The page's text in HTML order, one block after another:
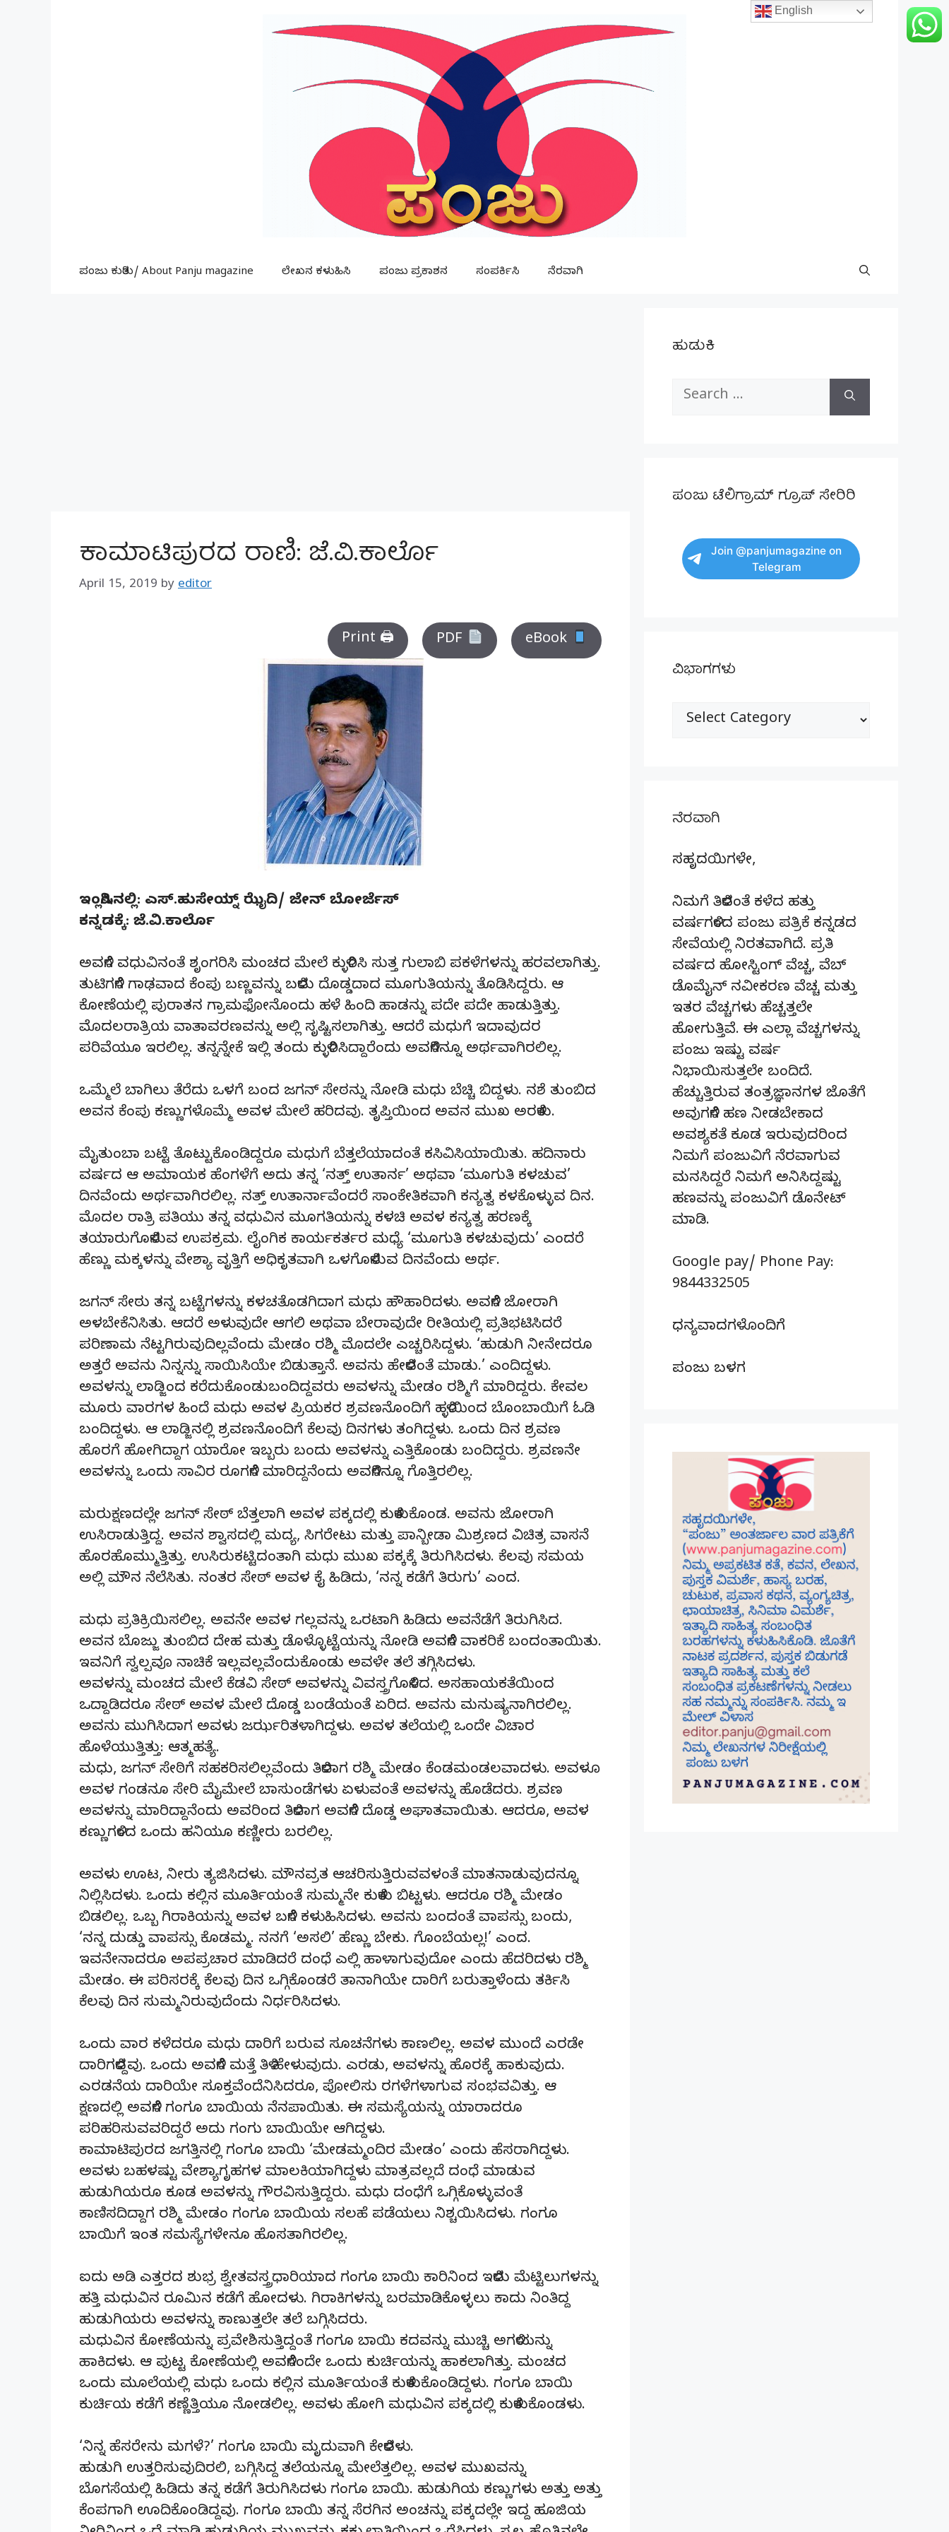
ಪಂಜು ಕುರಿತು/ About Panju magazine ಲೇಖನ ಕಳುಹಿಸಿ ಪಂಜು ಪ್ರಕಾಶನ ಸಂಪರ್ಕಿಸಿ ನೆರವಾಗಿ
ಕಾಮಾಟಿಪುರದ ರಾಣಿ: ಜೆ.ವಿ.ಕಾರ್ಲೊ
April 15, 2019 by editor
Print 🖨 PDF eBook
ಇಂಗ್ಲಿಷಿನಲ್ಲಿ: ಎಸ್.ಹುಸೇಯ್ನ್ ಝೈದಿ/ ಜೇನ್ ಬೋರ್ಜೆಸ್
ಕನ್ನಡಕ್ಕೆ: ಜೆ.ವಿ.ಕಾರ್ಲೊ
ಅವಳಿಗೆ ವಧುವಿನಂತೆ ಶೃಂಗರಿಸಿ ಮಂಚದ ಮೇಲೆ ಕುಳ್ಳಿರಿಸಿ ಸುತ್ತ ಗುಲಾಬಿ ಪಕಳೆಗಳನ್ನು ಹರವಲಾಗಿತ್ತು.
ತುಟಿಗಳಿಗೆ ಗಾಢವಾದ ಕೆಂಪು ಬಣ್ಣವನ್ನು ಬಳಿದು ದೊಡ್ಡದಾದ ಮೂಗುತಿಯನ್ನು ತೊಡಿಸಿದ್ದರು. ಆ
ಕೋಣೆಯಲ್ಲಿ ಪುರಾತನ ಗ್ರಾಮಫೋನೊಂದು ಹಳೆ ಹಿಂದಿ ಹಾಡನ್ನು ಪದೇ ಪದೇ ಹಾಡುತ್ತಿತ್ತು.
ಮೊದಲರಾತ್ರಿಯ ವಾತಾವರಣವನ್ನು ಅಲ್ಲಿ ಸೃಷ್ಟಿಸಲಾಗಿತ್ತು. ಆದರೆ ಮಧುಗೆ ಇದಾವುದರ
ಪರಿವೆಯೂ ಇರಲಿಲ್ಲ. ತನ್ನನ್ನೇಕೆ ಇಲ್ಲಿ ತಂದು ಕುಳ್ಳಿರಿಸಿದ್ದಾರೆಂದು ಅವಳಿಗಿನ್ನೂ ಅರ್ಥವಾಗಿರಲಿಲ್ಲ.
ಒಮ್ಮೆಲೆ ಬಾಗಿಲು ತೆರೆದು ಒಳಗೆ ಬಂದ ಜಗನ್ ಸೇಠನ್ನು ನೋಡಿ ಮಧು ಬೆಚ್ಚಿ ಬಿದ್ದಳು. ನಶೆ ತುಂಬಿದ
ಅವನ ಕೆಂಪು ಕಣ್ಣುಗಳೊಮ್ಮೆ ಅವಳ ಮೇಲೆ ಹರಿದವು. ತೃಪ್ತಿಯಿಂದ ಅವನ ಮುಖ ಅರಳಿತು.
ಮೈತುಂಬಾ ಬಟ್ಟೆ ತೊಟ್ಟುಕೊಂಡಿದ್ದರೂ ಮಧುಗೆ ಬೆತ್ತಲೆಯಾದಂತೆ ಕಸಿವಿಸಿಯಾಯಿತು. ಹದಿನಾರು
ವರ್ಷದ ಆ ಅಮಾಯಕ ಹೆಂಗಳೆಗೆ ಅದು ತನ್ನ ‘ನತ್ತ್ ಉತಾರ್ನ’ ಅಥವಾ ‘ಮೂಗುತಿ ಕಳಚುವ’
ದಿನವೆಂದು ಅರ್ಥವಾಗಿರಲಿಲ್ಲ. ನತ್ತ್ ಉತಾರ್ನಾವೆಂದರೆ ಸಾಂಕೇತಿಕವಾಗಿ ಕನ್ಯತ್ವ ಕಳಕೊಳ್ಳುವ ದಿನ.
ಮೊದಲ ರಾತ್ರಿ ಪತಿಯು ತನ್ನ ವಧುವಿನ ಮೂಗತಿಯನ್ನು ಕಳಚಿ ಅವಳ ಕನ್ಯತ್ವ ಹರಣಕ್ಕೆ
ತಯಾರುಗೊಳಿಸುವ ಉಪಕ್ರಮ. ಲೈಂಗಿಕ ಕಾರ್ಯಕರ್ತರ ಮಧ್ಯೆ ‘ಮೂಗುತಿ ಕಳಚುವುದು’ ಎಂದರೆ
ಹೆಣ್ಣು ಮಕ್ಕಳನ್ನು ವೇಶ್ಯಾ ವೃತ್ತಿಗೆ ಅಧಿಕೃತವಾಗಿ ಒಳಗೊಳಿಸುವ ದಿನವೆಂದು ಅರ್ಥ.
ಜಗನ್ ಸೇಠು ತನ್ನ ಬಟ್ಟೆಗಳನ್ನು ಕಳಚತೊಡಗಿದಾಗ ಮಧು ಹೌಹಾರಿದಳು. ಅವಳಿಗೆ ಜೋರಾಗಿ
ಅಳಬೇಕೆನಿಸಿತು. ಆದರೆ ಅಳುವುದೇ ಆಗಲಿ ಅಥವಾ ಬೇರಾವುದೇ ರೀತಿಯಲ್ಲಿ ಪ್ರತಿಭಟಿಸಿದರೆ
ಪರಿಣಾಮ ನೆಟ್ಟಗಿರುವುದಿಲ್ಲವೆಂದು ಮೇಡಂ ರಶ್ಮಿ ಮೊದಲೇ ಎಚ್ಚರಿಸಿದ್ದಳು. ‘ಹುಡುಗಿ ನೀನೇದರೂ
ಅತ್ತರೆ ಅವನು ನಿನ್ನನ್ನು ಸಾಯಿಸಿಯೇ ಬಿಡುತ್ತಾನೆ. ಅವನು ಹೇಳಿದಂತೆ ಮಾಡು.’ ಎಂದಿದ್ದಳು.
ಅವಳನ್ನು ಲಾಡ್ಜಿಂದ ಕರೆದುಕೊಂಡುಬಂದಿದ್ದವರು ಅವಳನ್ನು ಮೇಡಂ ರಶ್ಮಿಗೆ ಮಾರಿದ್ದರು. ಕೇವಲ
ಮೂರು ವಾರಗಳ ಹಿಂದೆ ಮಧು ಅವಳ ಪ್ರಿಯಕರ ಶ್ರವಣನೊಂದಿಗೆ ಹಳ್ಳಿಯಿಂದ ಬೊಂಬಾಯಿಗೆ ಓಡಿ
ಬಂದಿದ್ದಳು. ಆ ಲಾಡ್ಜಿನಲ್ಲಿ ಶ್ರವಣನೊಂದಿಗೆ ಕೆಲವು ದಿನಗಳು ತಂಗಿದ್ದಳು. ಒಂದು ದಿನ ಶ್ರವಣ
ಹೊರಗೆ ಹೋಗಿದ್ದಾಗ ಯಾರೋ ಇಬ್ಬರು ಬಂದು ಅವಳನ್ನು ಎತ್ತಿಕೊಂಡು ಬಂದಿದ್ದರು. ಶ್ರವಣನೇ
ಅವಳನ್ನು ಒಂದು ಸಾವಿರ ರೂಗಳಿಗೆ ಮಾರಿದ್ದನೆಂದು ಅವಳಿಗಿನ್ನೂ ಗೊತ್ತಿರಲಿಲ್ಲ.
ಮರುಕ್ಷಣದಲ್ಲೇ ಜಗನ್ ಸೇಠ್ ಬೆತ್ತಲಾಗಿ ಅವಳ ಪಕ್ಕದಲ್ಲಿ ಕುಳಿತುಕೊಂಡ. ಅವನು ಜೋರಾಗಿ
ಉಸಿರಾಡುತ್ತಿದ್ದ. ಅವನ ಶ್ವಾಸದಲ್ಲಿ ಮದ್ಯ, ಸಿಗರೇಟು ಮತ್ತು ಪಾನ್ಬೀಡಾ ಮಿಶ್ರಣದ ವಿಚಿತ್ರ ವಾಸನೆ
ಹೊರಹೊಮ್ಮುತ್ತಿತ್ತು. ಉಸಿರುಕಟ್ಟಿದಂತಾಗಿ ಮಧು ಮುಖ ಪಕ್ಕಕ್ಕೆ ತಿರುಗಿಸಿದಳು. ಕೆಲವು ಸಮಯ
ಅಲ್ಲಿ ಮೌನ ನೆಲೆಸಿತು. ನಂತರ ಸೇಠ್ ಅವಳ ಕೈ ಹಿಡಿದು, ‘ನನ್ನ ಕಡೆಗೆ ತಿರುಗು’ ಎಂದ.
ಮಧು ಪ್ರತಿಕ್ರಿಯಿಸಲಿಲ್ಲ. ಅವನೇ ಅವಳ ಗಲ್ಲವನ್ನು ಒರಟಾಗಿ ಹಿಡಿದು ಅವನೆಡೆಗೆ ತಿರುಗಿಸಿದ.
ಅವನ ಬೊಜ್ಜು ತುಂಬಿದ ದೇಹ ಮತ್ತು ಡೊಳ್ಳೊಟ್ಟೆಯನ್ನು ನೋಡಿ ಅವಳಿಗೆ ವಾಕರಿಕೆ ಬಂದಂತಾಯಿತು.
ಇವನಿಗೆ ಸ್ವಲ್ಪವೂ ನಾಚಿಕೆ ಇಲ್ಲವಲ್ಲವೆಂದುಕೊಂಡು ಅವಳೇ ತಲೆ ತಗ್ಗಿಸಿದಳು.
ಅವಳನ್ನು ಮಂಚದ ಮೇಲೆ ಕೆಡವಿ ಸೇಠ್ ಅವಳನ್ನು ವಿವಸ್ತ್ರಗೊಳಿಸಿದ. ಅಸಹಾಯಕತೆಯಿಂದ
ಒದ್ದಾಡಿದರೂ ಸೇಠ್ ಅವಳ ಮೇಲೆ ದೊಡ್ಡ ಬಂಡೆಯಂತೆ ಏರಿದ. ಅವನು ಮನುಷ್ಯನಾಗಿರಲಿಲ್ಲ.
ಅವನು ಮುಗಿಸಿದಾಗ ಅವಳು ಜರ್ಝರಿತಳಾಗಿದ್ದಳು. ಅವಳ ತಲೆಯಲ್ಲಿ ಒಂದೇ ವಿಚಾರ
ಹೊಳೆಯುತ್ತಿತ್ತು: ಆತ್ಮಹತ್ಯೆ.
ಮಧು, ಜಗನ್ ಸೇಠಿಗೆ ಸಹಕರಿಸಲಿಲ್ಲವೆಂದು ತಿಳಿದಾಗ ರಶ್ಮಿ ಮೇಡಂ ಕೆಂಡಮಂಡಲವಾದಳು. ಅವಳೂ
ಅವಳ ಗಂಡನೂ ಸೇರಿ ಮೈಮೇಲೆ ಬಾಸುಂಡೆಗಳು ಏಳುವಂತೆ ಅವಳನ್ನು ಹೊಡೆದರು. ಶ್ರವಣ
ಅವಳನ್ನು ಮಾರಿದ್ದಾನೆಂದು ಅವರಿಂದ ತಿಳಿದಾಗ ಅವಳಿಗೆ ದೊಡ್ಡ ಅಘಾತವಾಯಿತು. ಆದರೂ, ಅವಳ
ಕಣ್ಣುಗಳಿಂದ ಒಂದು ಹನಿಯೂ ಕಣ್ಣೀರು ಬರಲಿಲ್ಲ.
ಅವಳು ಊಟ, ನೀರು ತ್ಯಜಿಸಿದಳು. ಮೌನವ್ರತ ಆಚರಿಸುತ್ತಿರುವವಳಂತೆ ಮಾತನಾಡುವುದನ್ನೂ
ನಿಲ್ಲಿಸಿದಳು. ಒಂದು ಕಲ್ಲಿನ ಮೂರ್ತಿಯಂತೆ ಸುಮ್ಮನೇ ಕುಳಿತು ಬಿಟ್ಟಳು. ಆದರೂ ರಶ್ಮಿ ಮೇಡಂ
ಬಿಡಲಿಲ್ಲ. ಒಬ್ಬ ಗಿರಾಕಿಯನ್ನು ಅವಳ ಬಳಿಗೆ ಕಳುಹಿಸಿದಳು. ಅವನು ಬಂದಂತೆ ವಾಪಸ್ಸು ಬಂದು,
‘ನನ್ನ ದುಡ್ಡು ವಾಪಸ್ಸು ಕೊಡಮ್ಮ. ನನಗೆ ‘ಅಸಲಿ’ ಹೆಣ್ಣು ಬೇಕು. ಗೊಂಬೆಯಲ್ಲ!’ ಎಂದ.
ಇವನೇನಾದರೂ ಅಪಪ್ರಚಾರ ಮಾಡಿದರೆ ದಂಧೆ ಎಲ್ಲಿ ಹಾಳಾಗುವುದೋ ಎಂದು ಹೆದರಿದಳು ರಶ್ಮಿ
ಮೇಡಂ. ಈ ಪರಿಸರಕ್ಕೆ ಕೆಲವು ದಿನ ಒಗ್ಗಿಕೊಂಡರೆ ತಾನಾಗಿಯೇ ದಾರಿಗೆ ಬರುತ್ತಾಳೆಂದು ತರ್ಕಿಸಿ
ಕೆಲವು ದಿನ ಸುಮ್ಮನಿರುವುದೆಂದು ನಿರ್ಧರಿಸಿದಳು.
ಒಂದು ವಾರ ಕಳೆದರೂ ಮಧು ದಾರಿಗೆ ಬರುವ ಸೂಚನೆಗಳು ಕಾಣಲಿಲ್ಲ. ಅವಳ ಮುಂದೆ ಎರಡೇ
ದಾರಿಗಳಿದ್ದವು. ಒಂದು ಅವಳಿಗೆ ಮತ್ತೆ ತಿಳಿ ಹೇಳುವುದು. ಎರಡು, ಅವಳನ್ನು ಹೊರಕ್ಕೆ ಹಾಕುವುದು.
ಎರಡನೆಯ ದಾರಿಯೇ ಸೂಕ್ತವೆಂದೆನಿಸಿದರೂ, ಪೋಲಿಸು ರಗಳೆಗಳಾಗುವ ಸಂಭವವಿತ್ತು. ಆ
ಕ್ಷಣದಲ್ಲಿ ಅವಳಿಗೆ ಗಂಗೂ ಬಾಯಿಯ ನೆನಪಾಯಿತು. ಈ ಸಮಸ್ಯೆಯನ್ನು ಯಾರಾದರೂ
ಪರಿಹರಿಸುವವರಿದ್ದರೆ ಅದು ಗಂಗು ಬಾಯಿಯೇ ಆಗಿದ್ದಳು.
ಕಾಮಾಟಿಪುರದ ಜಗತ್ತಿನಲ್ಲಿ ಗಂಗೂ ಬಾಯಿ ‘ಮೇಡಮ್ಮಂದಿರ ಮೇಡಂ’ ಎಂದು ಹೆಸರಾಗಿದ್ದಳು.
ಅವಳು ಬಹಳಷ್ಟು ವೇಶ್ಯಾಗೃಹಗಳ ಮಾಲಕಿಯಾಗಿದ್ದಳು ಮಾತ್ರವಲ್ಲದೆ ದಂಧೆ ಮಾಡುವ
ಹುಡುಗಿಯರೂ ಕೂಡ ಅವಳನ್ನು ಗೌರವಿಸುತ್ತಿದ್ದರು. ಮಧು ದಂಧೆಗೆ ಒಗ್ಗಿಕೊಳ್ಳುವಂತೆ
ಕಾಣಿಸದಿದ್ದಾಗ ರಶ್ಮಿ ಮೇಡಂ ಗಂಗೂ ಬಾಯಿಯ ಸಲಹೆ ಪಡೆಯಲು ನಿಶ್ಚಯಿಸಿದಳು. ಗಂಗೂ
ಬಾಯಿಗೆ ಇಂತ ಸಮಸ್ಯೆಗಳೇನೂ ಹೊಸತಾಗಿರಲಿಲ್ಲ.
ಐದು ಅಡಿ ಎತ್ತರದ ಶುಭ್ರ ಶ್ವೇತವಸ್ತ್ರಧಾರಿಯಾದ ಗಂಗೂ ಬಾಯಿ ಕಾರಿನಿಂದ ಇಳಿದು ಮೆಟ್ಟಿಲುಗಳನ್ನು
ಹತ್ತಿ ಮಧುವಿನ ರೂಮಿನ ಕಡೆಗೆ ಹೋದಳು. ಗಿರಾಕಿಗಳನ್ನು ಬರಮಾಡಿಕೊಳ್ಳಲು ಕಾದು ನಿಂತಿದ್ದ
ಹುಡುಗಿಯರು ಅವಳನ್ನು ಕಾಣುತ್ತಲೇ ತಲೆ ಬಗ್ಗಿಸಿದರು.
ಮಧುವಿನ ಕೋಣೆಯನ್ನು ಪ್ರವೇಶಿಸುತ್ತಿದ್ದಂತೆ ಗಂಗೂ ಬಾಯಿ ಕದವನ್ನು ಮುಚ್ಚಿ ಅಗಳಿಯನ್ನು
ಹಾಕಿದಳು. ಆ ಪುಟ್ಟ ಕೋಣೆಯಲ್ಲಿ ಅವಳಿಗೆಂದೇ ಒಂದು ಕುರ್ಚಿಯನ್ನು ಹಾಕಲಾಗಿತ್ತು. ಮಂಚದ
ಒಂದು ಮೂಲೆಯಲ್ಲಿ ಮಧು ಒಂದು ಕಲ್ಲಿನ ಮೂರ್ತಿಯಂತೆ ಕುಳಿತುಕೊಂಡಿದ್ದಳು. ಗಂಗೂ ಬಾಯಿ
ಕುರ್ಚಿಯ ಕಡೆಗೆ ಕಣ್ಣೆತ್ತಿಯೂ ನೋಡಲಿಲ್ಲ. ಅವಳು ಹೋಗಿ ಮಧುವಿನ ಪಕ್ಕದಲ್ಲಿ ಕುಳಿತುಕೊಂಡಳು.
‘ನಿನ್ನ ಹೆಸರೇನು ಮಗಳೆ?’ ಗಂಗೂ ಬಾಯಿ ಮೃದುವಾಗಿ ಕೇಳಿದಳು.
ಹುಡುಗಿ ಉತ್ತರಿಸುವುದಿರಲಿ, ಬಗ್ಗಿಸಿದ್ದ ತಲೆಯನ್ನೂ ಮೇಲೆತ್ತಲಿಲ್ಲ. ಅವಳ ಮುಖವನ್ನು
ಬೊಗಸೆಯಲ್ಲಿ ಹಿಡಿದು ತನ್ನ ಕಡೆಗೆ ತಿರುಗಿಸಿದಳು ಗಂಗೂ ಬಾಯಿ. ಹುಡುಗಿಯ ಕಣ್ಣುಗಳು ಅತ್ತು ಅತ್ತು
ಕೆಂಪಗಾಗಿ ಊದಿಕೊಂಡಿದ್ದವು. ಗಂಗೂ ಬಾಯಿ ತನ್ನ ಸೆರಗಿನ ಅಂಚನ್ನು ಪಕ್ಕದಲ್ಲೇ ಇದ್ದ ಹೂಜಿಯ
ಹುಡುಕಿ
Search
ಪಂಜು ಟೆಲಿಗ್ರಾಮ್ ಗ್ರೂಪ್ ಸೇರಿರಿ
Join @panjumagazine on
Telegram
ವಿಭಾಗಗಳು
ವಿಭಾಗಗಳು
ನೆರವಾಗಿ
ಸಹೃದಯಿಗಳೇ,
ನಿಮಗೆ ತಿಳಿದಂತೆ ಕಳೆದ ಹತ್ತು
ವರ್ಷಗಳಿಂದ ಪಂಜು ಪತ್ರಿಕೆ ಕನ್ನಡದ
ಸೇವೆಯಲ್ಲಿ ನಿರತವಾಗಿದೆ. ಪ್ರತಿ
ವರ್ಷದ ಹೋಸ್ಟಿಂಗ್‌ ವೆಚ್ಚ, ವೆಬ್‌
ಡೊಮೈನ್‌ ನವೀಕರಣ ವೆಚ್ಚ ಮತ್ತು
ಇತರ ವೆಚ್ಚಗಳು ಹೆಚ್ಚತ್ತಲೇ
ಹೋಗುತ್ತಿವೆ. ಈ ಎಲ್ಲಾ ವೆಚ್ಚಗಳನ್ನು
ಪಂಜು ಇಷ್ಟು ವರ್ಷ
ನಿಭಾಯಿಸುತ್ತಲೇ ಬಂದಿದೆ.
ಹೆಚ್ಚುತ್ತಿರುವ ತಂತ್ರಜ್ಞಾನಗಳ ಜೊತೆಗೆ
ಅವುಗಳಿಗೆ ಹಣ ನೀಡಬೇಕಾದ
ಅವಶ್ಯಕತೆ ಕೂಡ ಇರುವುದರಿಂದ
ನಿಮಗೆ ಪಂಜುವಿಗೆ ನೆರವಾಗುವ
ಮನಸಿದ್ದರೆ ನಿಮಗೆ ಅನಿಸಿದ್ದಷ್ಟು
ಹಣವನ್ನು ಪಂಜುವಿಗೆ ಡೊನೇಟ್‌
ಮಾಡಿ.
Google pay/ Phone Pay:
9844332505
ಧನ್ಯವಾದಗಳೊಂದಿಗೆ
ಪಂಜು ಬಳಗ
English